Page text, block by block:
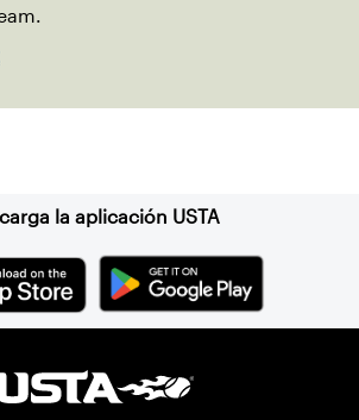
la aplicación USTA